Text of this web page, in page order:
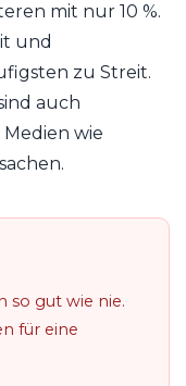
mit nur 10 %.
und
zu Streit.
auch
wie
so gut wie nie.
für eine